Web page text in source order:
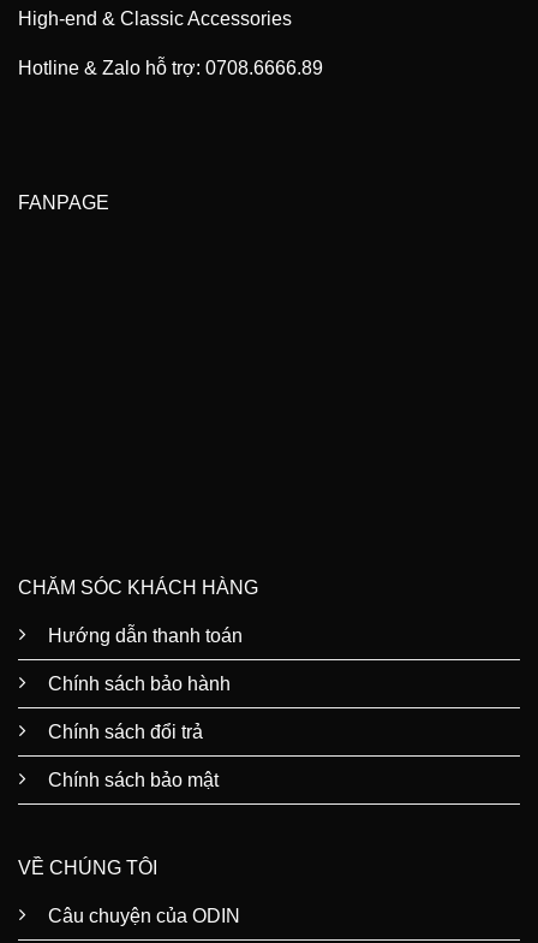
High-end & Classic Accessories
Hotline & Zalo hỗ trợ: 0708.6666.89
CHĂM SÓC KHÁCH HÀNG
Hướng dẫn thanh toán
Chính sách bảo hành
Chính sách đổi trả
Chính sách bảo mật
VỀ CHÚNG TÔI
Câu chuyện của ODIN
FANPAGE